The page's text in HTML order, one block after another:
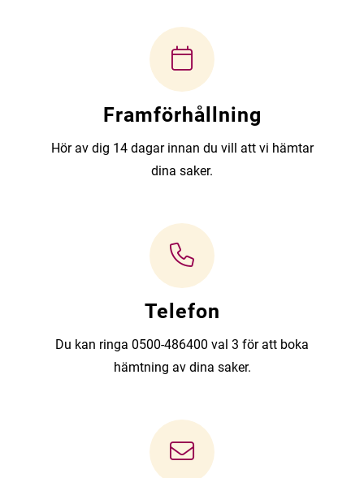
Framförhållning
Hör av dig 14 dagar innan du vill att vi hämtar
dina saker.
Telefon
Du kan ringa 0500-486400 val 3 för att boka
hämtning av dina saker.